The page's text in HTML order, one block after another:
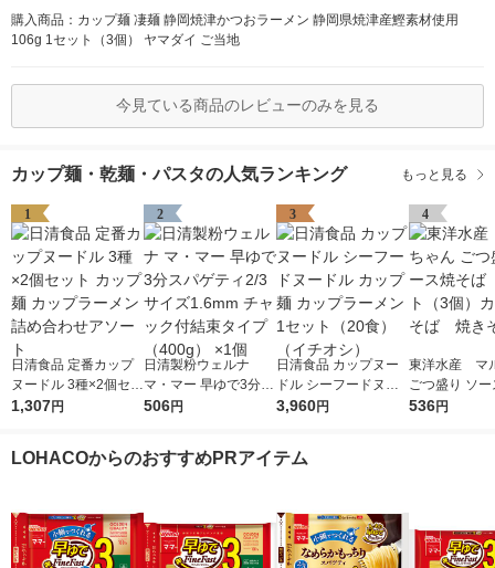
購入商品：カップ麺 凄麺 静岡焼津かつおラーメン 静岡県焼津産鰹素材使用
106g 1セット（3個） ヤマダイ ご当地
今見ている商品のレビューのみを見る
カップ麺・乾麺・パスタの人気ランキング もっと見る
1
日清食品 定番カップ
ヌードル 3種×2個セッ
ト カップ麺 カップラ
1,307円
2
日清製粉ウェルナ
マ・マー 早ゆで3分ス
パゲティ2/3サイズ1.6
506円
3
日清食品 カップヌー
ドル シーフードヌー
ドル カップ麺 カップ
3,960円
4
東洋水産 マ
ごつ盛り ソ
ば 1セット
536円
LOHACOからのおすすめPRアイテム